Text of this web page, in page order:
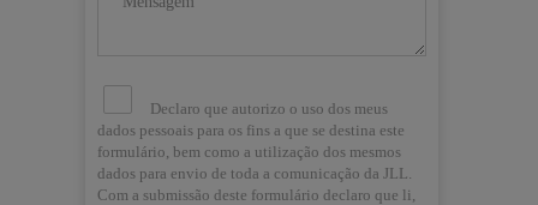
Declaro que autorizo o uso dos meus
dados pessoais para os fins a que se destina este
formulário, bem como a utilização dos mesmos
dados para envio de toda a comunicação da JLL.
Com a submissão deste formulário declaro que li,